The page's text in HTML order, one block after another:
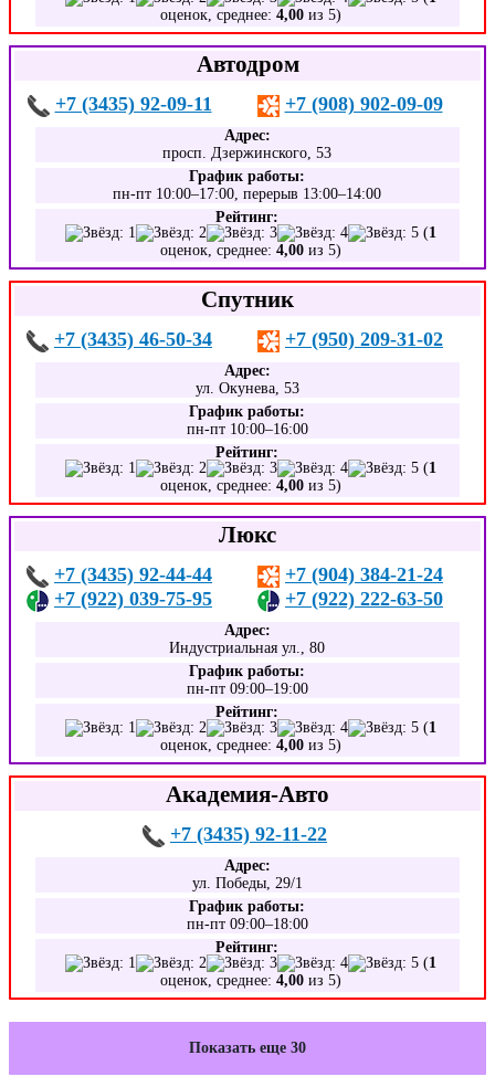
оценок, среднее:4,00 из 5)
Автодром
+7 (3435) 92-09-11 +7 (908) 902-09-09
Адрес:
просп. Дзержинского, 53
График работы:
пн-пт 10:00–17:00, перерыв 13:00–14:00
Рейтинг:
(1
оценок, среднее:4,00 из 5)
Спутник
+7 (3435) 46-50-34 +7 (950) 209-31-02
Адрес:
ул. Окунева, 53
График работы:
пн-пт 10:00–16:00
Рейтинг:
(1
оценок, среднее:4,00 из 5)
Люкс
+7 (3435) 92-44-44
+7 (904) 384-21-24
+7 (922) 039-75-95
+7 (922) 222-63-50
Адрес:
Индустриальная ул., 80
График работы:
пн-пт 09:00–19:00
Рейтинг:
(1
оценок, среднее:4,00 из 5)
Академия-Авто
+7 (3435) 92-11-22
Адрес:
ул. Победы, 29/1
График работы:
пн-пт 09:00–18:00
Рейтинг:
(1
оценок, среднее:4,00 из 5)
Показать еще 30